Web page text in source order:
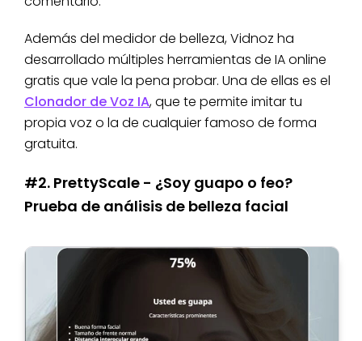
Además del medidor de belleza, Vidnoz ha
desarrollado múltiples herramientas de IA online
gratis que vale la pena probar. Una de ellas es el
Clonador de Voz IA, que te permite imitar tu
propia voz o la de cualquier famoso de forma
gratuita.
#2. PrettyScale - ¿Soy guapo o feo?
Prueba de análisis de belleza facial